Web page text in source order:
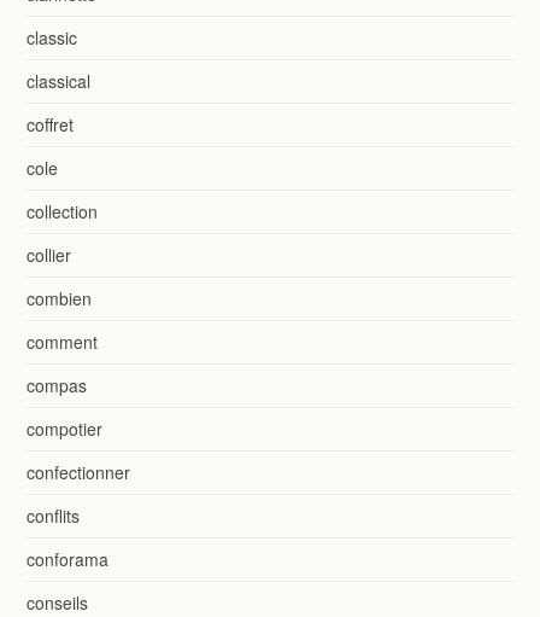
classic
classical
coffret
cole
collection
collier
combien
comment
compas
compotier
confectionner
conflits
conforama
conseils